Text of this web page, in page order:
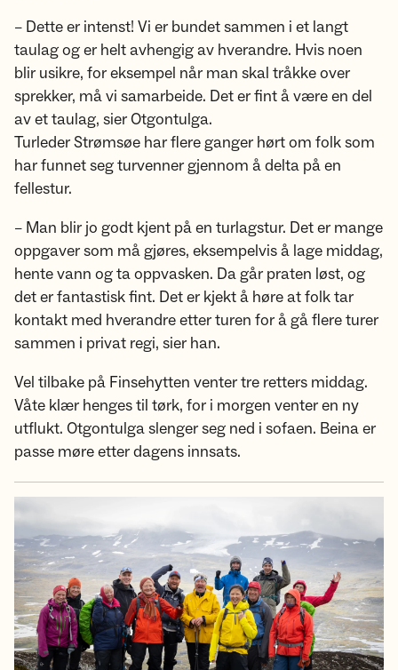
– Dette er intenst! Vi er bundet sammen i et langt
taulag og er helt avhengig av hverandre. Hvis noen
blir usikre, for eksempel når man skal tråkke over
sprekker, må vi samarbeide. Det er fint å være en del
av et taulag, sier Otgontulga.
Turleder Strømsøe har flere ganger hørt om folk som
har funnet seg turvenner gjennom å delta på en
fellestur.
– Man blir jo godt kjent på en turlagstur. Det er mange
oppgaver som må gjøres, eksempelvis å lage middag,
hente vann og ta oppvasken. Da går praten løst, og
det er fantastisk fint. Det er kjekt å høre at folk tar
kontakt med hverandre etter turen for å gå flere turer
sammen i privat regi, sier han.
Vel tilbake på Finsehytten venter tre retters middag.
Våte klær henges til tørk, for i morgen venter en ny
utflukt. Otgontulga slenger seg ned i sofaen. Beina er
passe møre etter dagens innsats.